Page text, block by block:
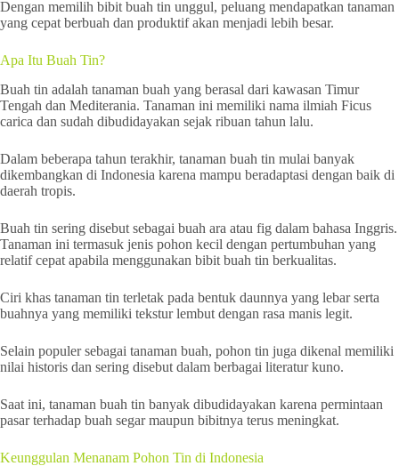
Dengan memilih bibit buah tin unggul, peluang mendapatkan tanaman
yang cepat berbuah dan produktif akan menjadi lebih besar.
Apa Itu Buah Tin?
Buah tin adalah tanaman buah yang berasal dari kawasan Timur
Tengah dan Mediterania. Tanaman ini memiliki nama ilmiah Ficus
carica dan sudah dibudidayakan sejak ribuan tahun lalu.
Dalam beberapa tahun terakhir, tanaman buah tin mulai banyak
dikembangkan di Indonesia karena mampu beradaptasi dengan baik di
daerah tropis.
Buah tin sering disebut sebagai buah ara atau fig dalam bahasa Inggris.
Tanaman ini termasuk jenis pohon kecil dengan pertumbuhan yang
relatif cepat apabila menggunakan bibit buah tin berkualitas.
Ciri khas tanaman tin terletak pada bentuk daunnya yang lebar serta
buahnya yang memiliki tekstur lembut dengan rasa manis legit.
Selain populer sebagai tanaman buah, pohon tin juga dikenal memiliki
nilai historis dan sering disebut dalam berbagai literatur kuno.
Saat ini, tanaman buah tin banyak dibudidayakan karena permintaan
pasar terhadap buah segar maupun bibitnya terus meningkat.
Keunggulan Menanam Pohon Tin di Indonesia